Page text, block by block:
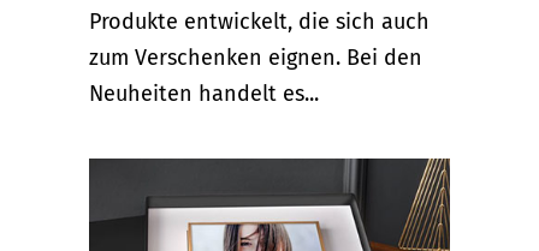
Produkte entwickelt, die sich auch
zum Verschenken eignen. Bei den
Neuheiten handelt es...